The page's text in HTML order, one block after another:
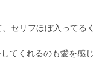
セリフほぼ入ってるく
てくれるのも愛を感じ